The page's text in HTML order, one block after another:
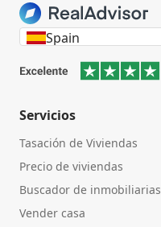
Spain
Servicios
Tasación de Viviendas
Precio de viviendas
Buscador de inmobiliarias
Vender casa